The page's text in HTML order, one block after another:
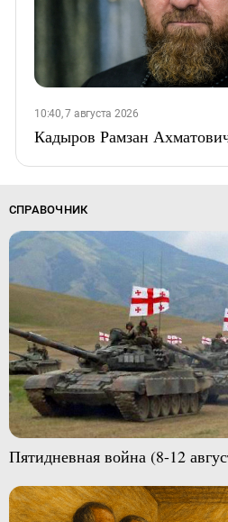
10:40, 7 августа 2026
Кадыров Рамзан
СПРАВОЧНИК
Пятидневная война (8-12